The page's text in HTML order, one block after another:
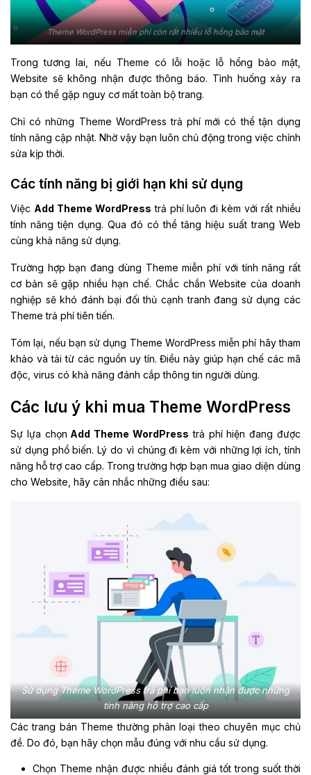
Theme WordPress miễn phí còn rất nhiều lỗ hổng bảo mật
Trong tương lai, nếu Theme có lỗi hoặc lỗ hổng bảo mật,
Website sẽ không nhận được thông báo. Tình huống xảy ra
bạn có thể gặp nguy cơ mất toàn bộ trang.
Chỉ có những Theme WordPress trả phí mới có thể tận dụng
tính năng cập nhật. Nhờ vậy bạn luôn chủ động trong việc chỉnh
sửa kịp thời.
Các tính năng bị giới hạn khi sử dụng
Việc Add Theme WordPress trả phí luôn đi kèm với rất nhiều
tính năng tiện dụng. Qua đó có thể tăng hiệu suất trang Web
cùng khả năng sử dụng.
Trường hợp bạn đang dùng Theme miễn phí với tính năng rất
cơ bản sẽ gặp nhiều hạn chế. Chắc chắn Website của doanh
nghiệp sẽ khó đánh bại đối thủ cạnh tranh đang sử dụng các
Theme trả phí tiên tiến.
Tóm lại, nếu bạn sử dụng Theme WordPress miễn phí hãy tham
khảo và tải từ các nguồn uy tín. Điều này giúp hạn chế các mã
độc, virus có khả năng đánh cắp thông tin người dùng.
Các lưu ý khi mua Theme WordPress
Sự lựa chọn Add Theme WordPress trả phí hiện đang được
sử dụng phổ biến. Lý do vì chúng đi kèm với những lợi ích, tính
năng hỗ trợ cao cấp. Trong trường hợp bạn mua giao diện dùng
cho Website, hãy cân nhắc những điều sau:
Sử dụng Theme WordPress trả phí bạn luôn nhận được những
tính năng hỗ trợ cao cấp
Các trang bán Theme thường phân loại theo chuyên mục chủ
đề. Do đó, bạn hãy chọn mẫu đúng với nhu cầu sử dụng.
Chọn Theme nhận được nhiều đánh giá tốt trong suốt thời